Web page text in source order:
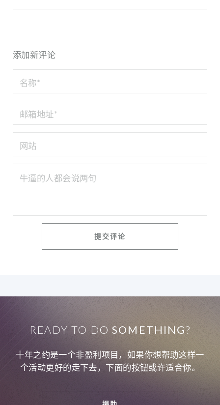
添加新评论
READY TO DOSOMETHING?
十年之约是一个非盈利项目，如果你想帮助这样一
个活动更好的走下去，下面的按钮或许适合你。